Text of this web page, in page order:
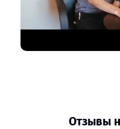
Отзывы